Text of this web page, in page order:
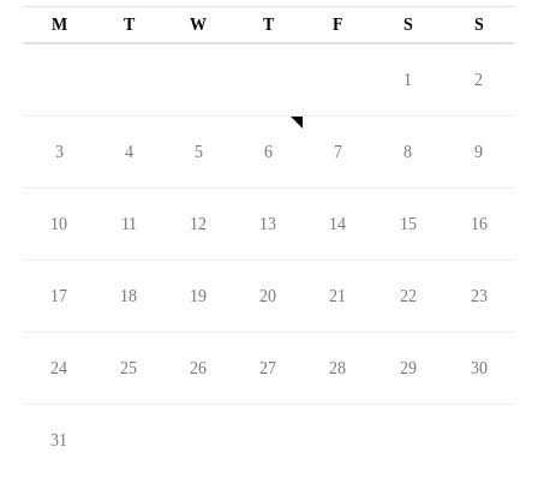
M T W T F S S
1 2
3 4 5 6 7 8 9
10 11 12 13 14 15 16
17 18 19 20 21 22 23
24 25 26 27 28 29 30
31